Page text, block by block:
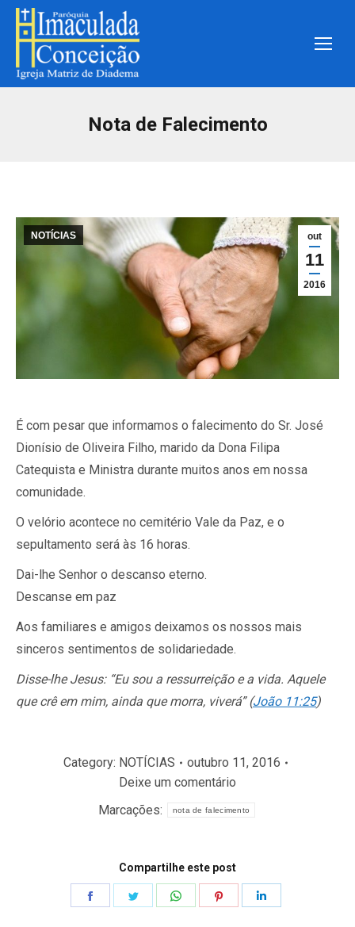
Nota de Falecimento
out
11
2016
NOTÍCIAS
É com pesar que informamos o falecimento do Sr. José
Dionísio de Oliveira Filho, marido da Dona Filipa
Catequista e Ministra durante muitos anos em nossa
comunidade.
O velório acontece no cemitério Vale da Paz, e o
sepultamento será às 16 horas.
Dai-lhe Senhor o descanso eterno.
Descanse em paz
Aos familiares e amigos deixamos os nossos mais
sinceros sentimentos de solidariedade.
Disse-lhe Jesus: “Eu sou a ressurreição e a vida. Aquele
que crê em mim, ainda que morra, viverá” (João 11:25)
Category: NOTÍCIAS
outubro 11, 2016
Deixe um comentário
Marcações:
nota de falecimento
Compartilhe este post